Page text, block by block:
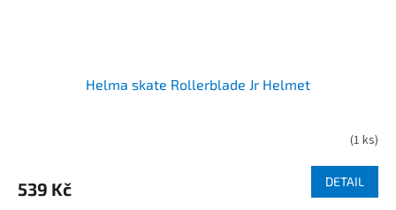
Helma skate Rollerblade Jr Helmet
(1 ks)
539 Kč DETAIL